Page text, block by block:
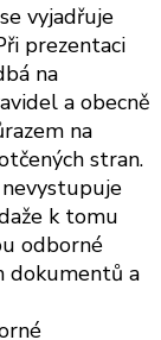
vyjadřuje
prezentaci
na
a obecně
na
stran.
k tomu
odborné
dokumentů a